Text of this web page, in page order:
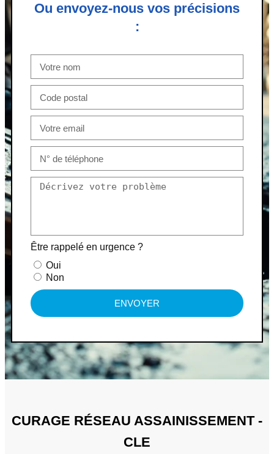
Ou envoyez-nous vos précisions
:
Être rappelé en urgence ?
Oui
Non
ENVOYER
CURAGE RÉSEAU ASSAINISSEMENT -
CLE